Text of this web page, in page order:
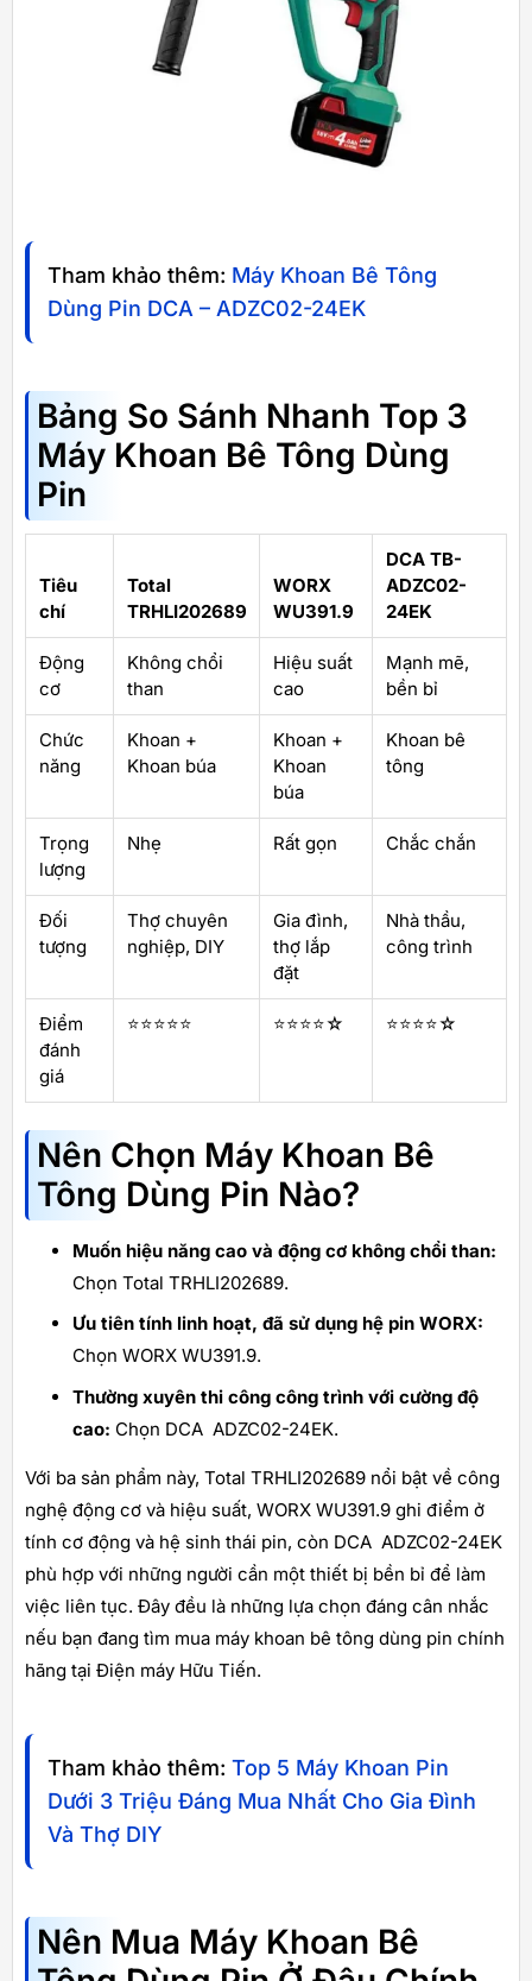
Tham khảo thêm: Máy Khoan Bê Tông
Dùng Pin DCA – ADZC02-24EK
Bảng So Sánh Nhanh Top 3
Máy Khoan Bê Tông Dùng
Pin
Tiêu
chí
Total
TRHLI202689
WORX
WU391.9
DCA TB-
ADZC02-
24EK
Động
cơ
Không chổi
than
Hiệu suất
cao
Mạnh mẽ,
bền bỉ
Chức
năng
Khoan +
Khoan búa
Khoan +
Khoan
búa
Khoan bê
tông
Trọng
lượng
Nhẹ Rất gọn Chắc chắn
Đối
tượng
Thợ chuyên
nghiệp, DIY
Gia đình,
thợ lắp
đặt
Nhà thầu,
công trình
Điểm
đánh
giá
⭐⭐⭐⭐⭐ ⭐⭐⭐⭐☆ ⭐⭐⭐⭐☆
Nên Chọn Máy Khoan Bê
Tông Dùng Pin Nào?
Muốn hiệu năng cao và động cơ không chổi than:
Chọn Total TRHLI202689.
Ưu tiên tính linh hoạt, đã sử dụng hệ pin WORX:
Chọn WORX WU391.9.
Thường xuyên thi công công trình với cường độ
cao: Chọn DCA ADZC02-24EK.
Với ba sản phẩm này, Total TRHLI202689 nổi bật về công
nghệ động cơ và hiệu suất, WORX WU391.9 ghi điểm ở
tính cơ động và hệ sinh thái pin, còn DCA ADZC02-24EK
phù hợp với những người cần một thiết bị bền bỉ để làm
việc liên tục. Đây đều là những lựa chọn đáng cân nhắc
nếu bạn đang tìm mua máy khoan bê tông dùng pin chính
hãng tại Điện máy Hữu Tiến.
Tham khảo thêm: Top 5 Máy Khoan Pin
Dưới 3 Triệu Đáng Mua Nhất Cho Gia Đình
Và Thợ DIY
Nên Mua Máy Khoan Bê